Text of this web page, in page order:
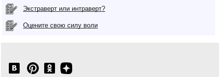
Экстраверт или интраверт?
Оцените свою силу воли